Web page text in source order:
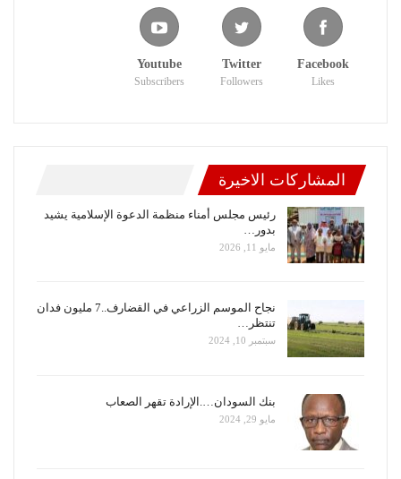
Facebook
Likes
Twitter
Followers
Youtube
Subscribers
المشاركات الاخيرة
رئيس مجلس أمناء منظمة الدعوة الإسلامية يشيد
بدور…
مايو 11, 2026
نجاح الموسم الزراعي في القضارف..7 مليون فدان
تنتظر…
سبتمبر 10, 2024
بنك السودان….الإرادة تقهر الصعاب
مايو 29, 2024